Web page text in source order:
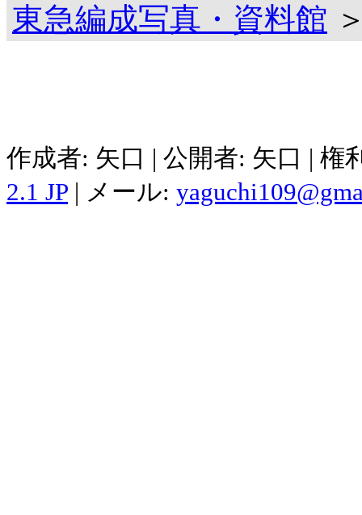
東急編成写真・資料館
作成者: 矢口 | 公開者: 矢口 |
2.1 JP | メール: